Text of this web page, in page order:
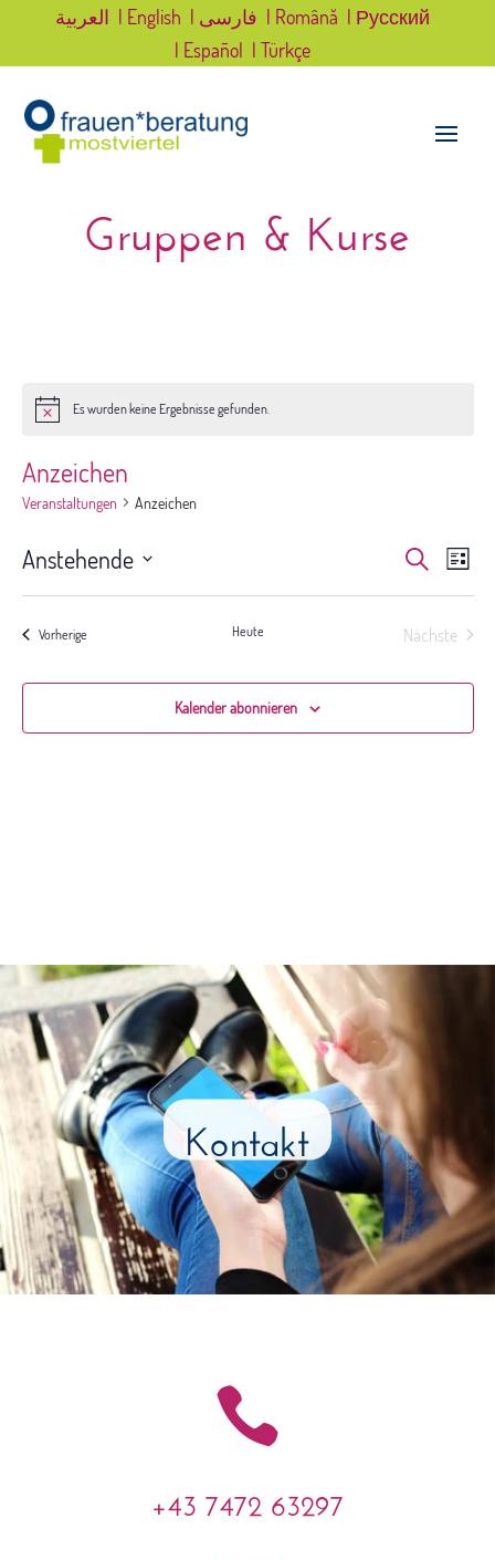
العربية | English | فارسی | Română | Русский
| Español | Türkçe
Gruppen & Kurse
Hinweis Es wurden keine Ergebnisse gefunden.
Anzeichen
Veranstaltungen Anzeichen
Suche
Suche Liste
Anstehende
VorherigeVeranstaltungen Heute
Nächste
Kalender abonnieren
Kontakt

+43 7472 63297